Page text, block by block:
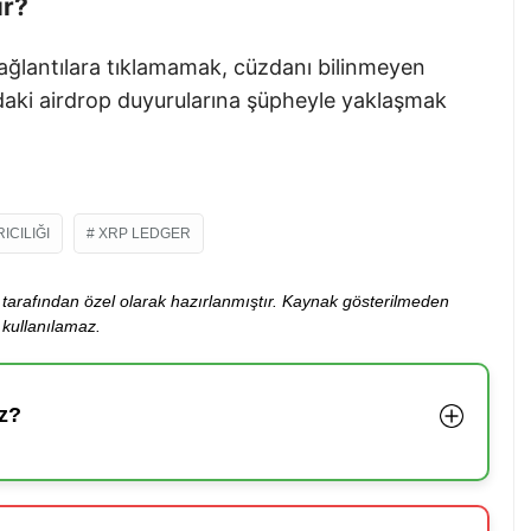
tıklamamak, cüzdanı bilinmeyen
airdrop duyurularına şüpheyle yaklaşmak
XRP LEDGER
özel olarak hazırlanmıştır. Kaynak gösterilmeden
kullanılamaz.